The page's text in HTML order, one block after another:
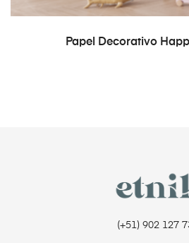
READ
Papel Decorativo
(+51) 902 127